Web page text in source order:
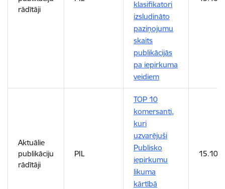
rādītāji
klasifikatori
izsludināto
paziņojumu
skaits
publikācijās
pa iepirkuma
veidiem
Aktuālie
publikāciju
rādītāji
PIL
TOP 10
komersanti,
kuri
uzvarējuši
Publisko
iepirkumu
likuma
kārtībā